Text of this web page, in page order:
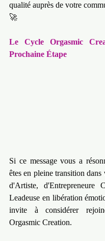
qualité auprès de votre
🚀
Le Cycle Orgasmic
Prochaine Étape
Si ce message vous a
êtes en pleine transition
d'Artiste, d'Entrepreneure
Leadeuse en libération
invite à considérer
Orgasmic Creation.